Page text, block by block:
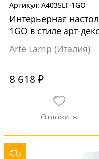
A4035LT-1GO
Интерьерная
1GO в стиле арт-
Arte Lamp (Италия)
8 618 ₽